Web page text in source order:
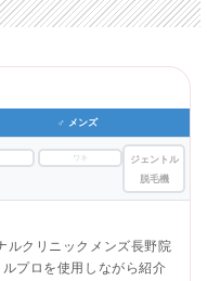
♂ メンズ
ワキ
ジェントル
脱毛機
ルクリニックメンズ長野院
プロを使用しながら紹介